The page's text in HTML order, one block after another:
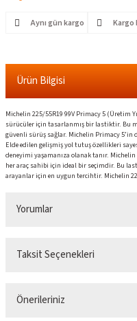
Aynı gün kargo Kargo
Ürün Bilgisi
Michelin 225/55R19 99V Primacy 5 (Üretim
sürücüler için tasarlanmış bir lastiktir. Bu
güvenli sürüş sağlar. Michelin Primacy 5’in
Elde edilen gelişmiş yol tutuş özellikleri
deneyimi yaşamanıza olanak tanır.
her araç sahibi için ideal bir seçimdir. Bu
arayanlar için en uygun tercihtir. Michelin
Yorumlar
Taksit Seçenekleri
Önerileriniz